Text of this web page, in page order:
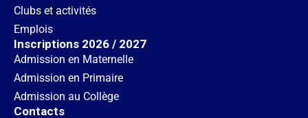
Clubs et activités
Emplois
Inscriptions 2026 / 2027
Admission en Maternelle
Admission en Primaire
Admission au Collège
Contacts